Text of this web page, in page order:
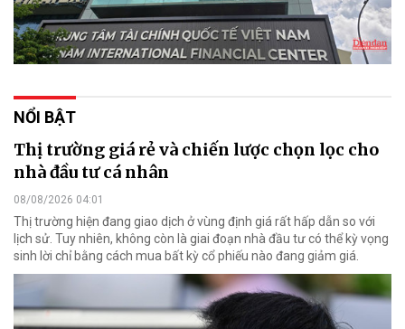
NỔI BẬT
Thị trường giá rẻ và chiến lược chọn lọc cho
nhà đầu tư cá nhân
08/08/2026 04:01
Thị trường hiện đang giao dịch ở vùng định giá rất hấp dẫn so với
lịch sử. Tuy nhiên, không còn là giai đoạn nhà đầu tư có thể kỳ vọng
sinh lời chỉ bằng cách mua bất kỳ cổ phiếu nào đang giảm giá.